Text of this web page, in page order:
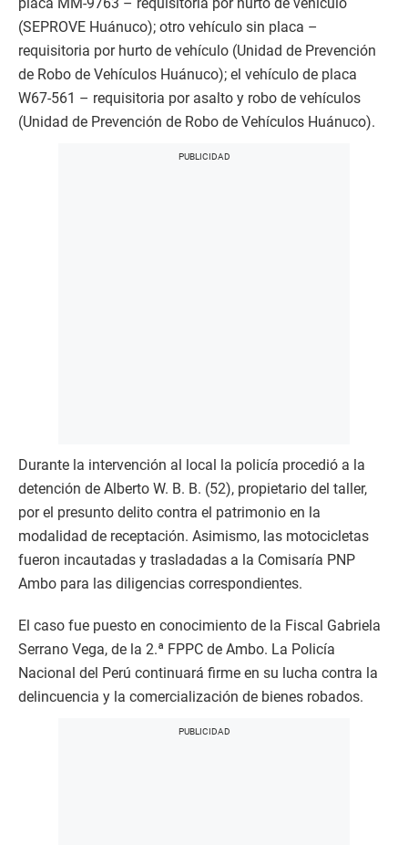
(SEPROVE Huánuco); otro vehículo sin placa –
requisitoria por hurto de vehículo (Unidad de Prevención
de Robo de Vehículos Huánuco); el vehículo de placa
W67-561 – requisitoria por asalto y robo de vehículos
(Unidad de Prevención de Robo de Vehículos Huánuco).
Durante la intervención al local la policía procedió a la
detención de Alberto W. B. B. (52), propietario del taller,
por el presunto delito contra el patrimonio en la
modalidad de receptación. Asimismo, las motocicletas
fueron incautadas y trasladadas a la Comisaría PNP
Ambo para las diligencias correspondientes.
El caso fue puesto en conocimiento de la Fiscal Gabriela
Serrano Vega, de la 2.ª FPPC de Ambo. La Policía
Nacional del Perú continuará firme en su lucha contra la
delincuencia y la comercialización de bienes robados.